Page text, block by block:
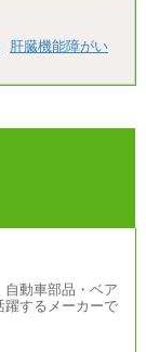
肝臓機能障がい
動車部品・ベア
躍するメーカーで